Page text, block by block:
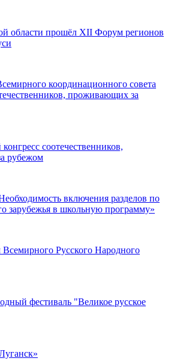
области прошёл XII Форум регионов
координационного совета
проживающих за
соотечественников,
рубежом
включения разделов по
зарубежья в школьную программу»
Русского Народного
фестиваль "Великое русское